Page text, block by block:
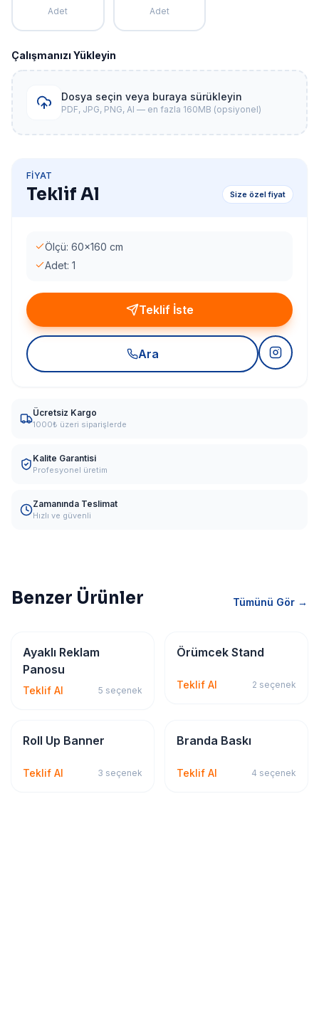
Adet Adet
Çalışmanızı Yükleyin
Dosya seçin veya buraya sürükleyin
PDF, JPG, PNG, AI — en fazla 160MB (opsiyonel)
FIYAT
Teklif Al Size özel fiyat
Ölçü: 60x160 cm
Adet: 1
Teklif İste
Ara
Ücretsiz Kargo
1000₺ üzeri siparişlerde
Kalite Garantisi
Profesyonel üretim
Zamanında Teslimat
Hızlı ve güvenli
Benzer Ürünler Tümünü Gör →
Tabela & Reklam
Ayaklı Reklam
Panosu
Teklif Al 5 seçenek
Tabela & Reklam
Örümcek Stand
Teklif Al 2 seçenek
Tabela & Reklam
Roll Up Banner
Teklif Al 3 seçenek
Tabela & Reklam
Branda Baskı
Teklif Al 4 seçenek